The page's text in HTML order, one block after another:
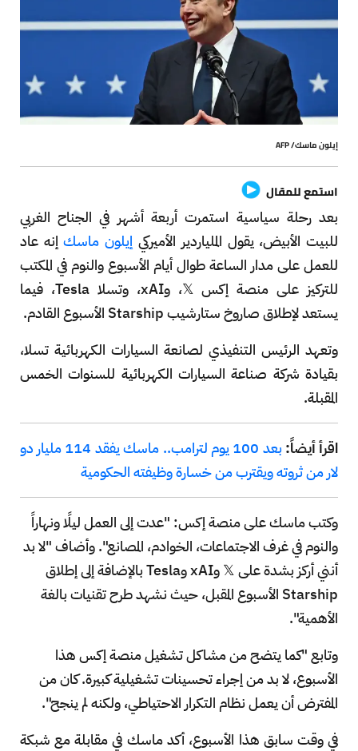
إيلون ماسك/ AFP
استمع للمقال
بعد رحلة سياسية استمرت أربعة أشهر في الجناح الغربي
للبيت الأبيض، يقول الملياردير الأميركيإيلون ماسكإنه عاد
للعمل على مدار الساعة طوال أيام الأسبوع والنوم في المكتب
للتركيز على منصة إكس 𝕏، وxAI، وتسلا Tesla، فيما
يستعد لإطلاق صاروخ ستارشيب Starship الأسبوع القادم.
وتعهد الرئيس التنفيذي لصانعة السيارات الكهربائية تسلا،
بقيادة شركة صناعة السيارات الكهربائية للسنوات الخمس
المقبلة.
اقرأ أيضاً:
بعد 100 يوم لترامب.. ماسك يفقد 114 مليار دو
لار من ثروته ويقترب من خسارة وظيفته الحكومية
وكتب ماسك على منصة إكس: "عدت إلى العمل ليلًا ونهاراً
والنوم في غرف الاجتماعات، الخوادم، المصانع". وأضاف "لا بد
أنني أركز بشدة على 𝕏 وxAI وTesla بالإضافة إلى إطلاق
Starship الأسبوع المقبل، حيث نشهد طرح تقنيات بالغة
الأهمية".
وتابع "كما يتضح من مشاكل تشغيل منصة إكس هذا
الأسبوع، لا بد من إجراء تحسينات تشغيلية كبيرة. كان من
المفترض أن يعمل نظام التكرار الاحتياطي، ولكنه لم ينجح".
في وقت سابق هذا الأسبوع، أكد ماسك في مقابلة مع شبكة